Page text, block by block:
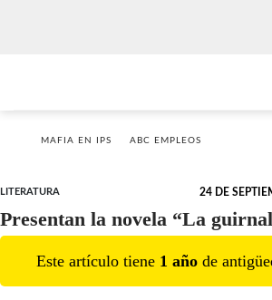
MAFIA EN IPS ABC EMPLEOS
LITERATURA 24 DE
Presentan la novela “La
Este artículo tiene 1 año de